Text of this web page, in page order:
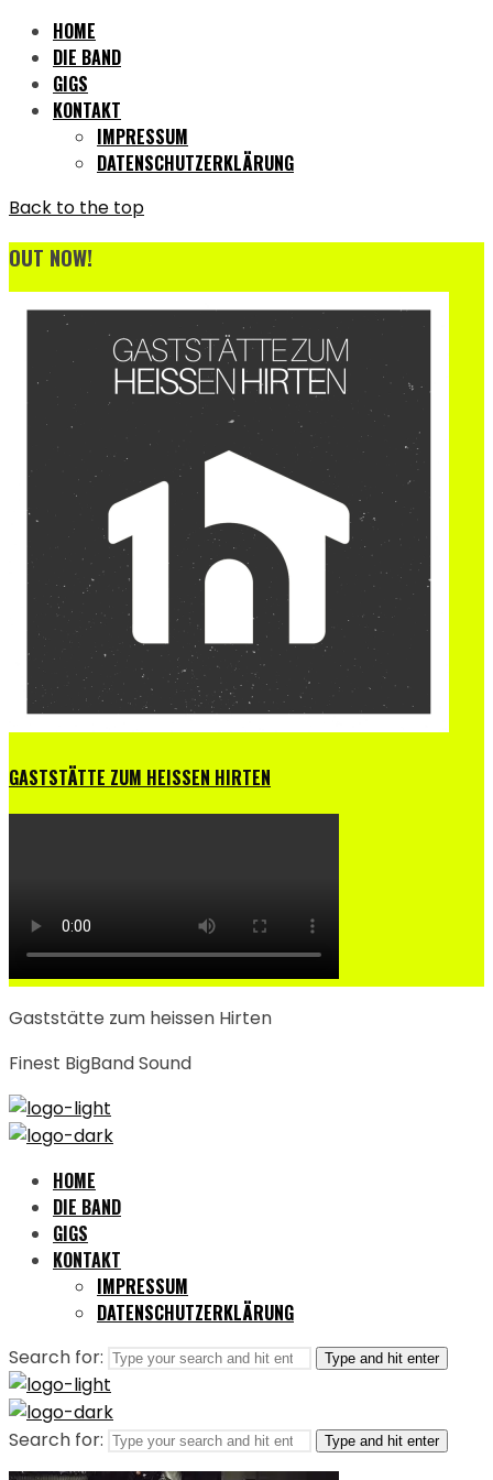
HOME
DIE BAND
GIGS
KONTAKT
IMPRESSUM
DATENSCHUTZERKLÄRUNG
Back to the top
OUT NOW!
GASTSTÄTTE ZUM HEISSEN HIRTEN
Gaststätte zum heissen Hirten
Finest BigBand Sound
HOME
DIE BAND
GIGS
KONTAKT
IMPRESSUM
DATENSCHUTZERKLÄRUNG
Search for: Type and hit enter
Search for: Type and hit enter